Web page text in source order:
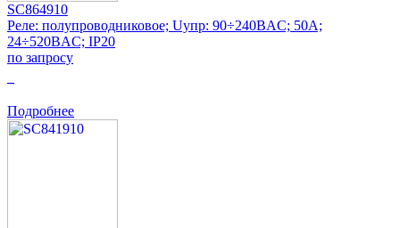
SC864910
Реле: полупроводниковое; Uупр: 90÷240ВAC; 50А;
24÷520ВAC; IP20
по запросу
Подробнее